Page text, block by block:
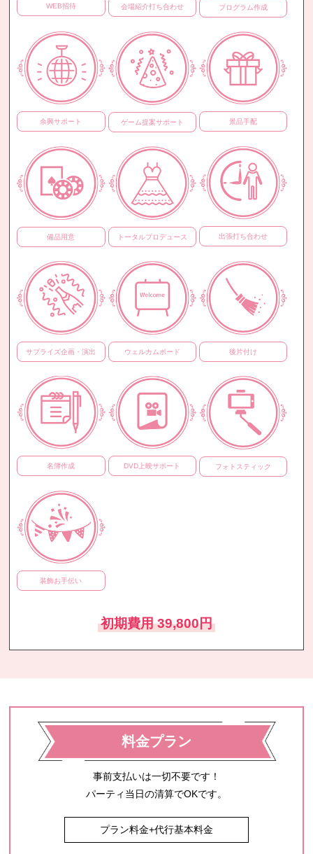
WEB招待 会場紹介打ち合わせ プログラム作成
余興サポート ゲーム提案サポート 景品手配
備品用意 トータルプロデュース 出張打ち合わせ
サプライズ企画・演出 ウェルカムボード 後片付け
名簿作成 DVD上映サポート フォトスティック
装飾お手伝い
初期費用 39,800円
料金プラン
事前支払いは一切不要です！
パーティ当日の清算でOKです。
プラン料金+代行基本料金